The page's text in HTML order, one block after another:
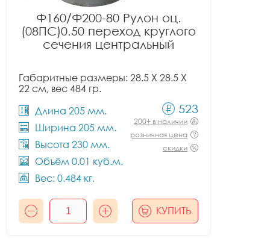
Ф160/Ф200-80 Рулон оц.
(08ПС)0.50 переход круглого
сечения центральный
Габаритные размеры: 28.5 X 28.5 X
22 см, вес 484 гр.
Длина 205 мм.
Ширина 205 мм.
Высота 230 мм.
Объём 0.01 куб.м.
Вес: 0.484 кг.
523
200+ в наличии
розничная цена
скидки
КУПИТЬ